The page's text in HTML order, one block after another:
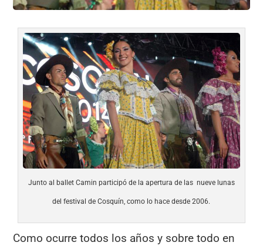
Junto al ballet Camin participó de la apertura de las nueve lunas
del festival de Cosquín, como lo hace desde 2006.
Como ocurre todos los años y sobre todo en